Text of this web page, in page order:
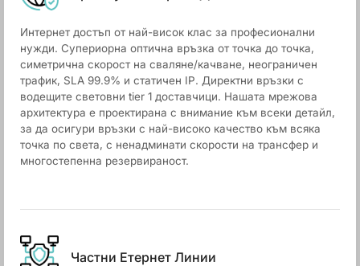
Интернет достъп от най-висок клас за професионални
нужди. Супериорна оптична връзка от точка до точка,
симетрична скорост на сваляне/качване, неограничен
трафик, SLA 99.9% и статичен IP. Директни връзки с
водещите световни tier 1 доставчици. Нашата мрежова
архитектура е проектирана с внимание към всеки детайл,
за да осигури връзки с най-високо качество към всяка
точка по света, с ненадминати скорости на трансфер и
многостепенна резервираност.
Частни Етернет Линии